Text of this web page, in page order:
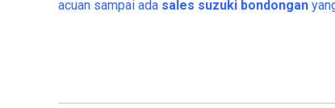
acuan sampai ada sales suzuki bondongan